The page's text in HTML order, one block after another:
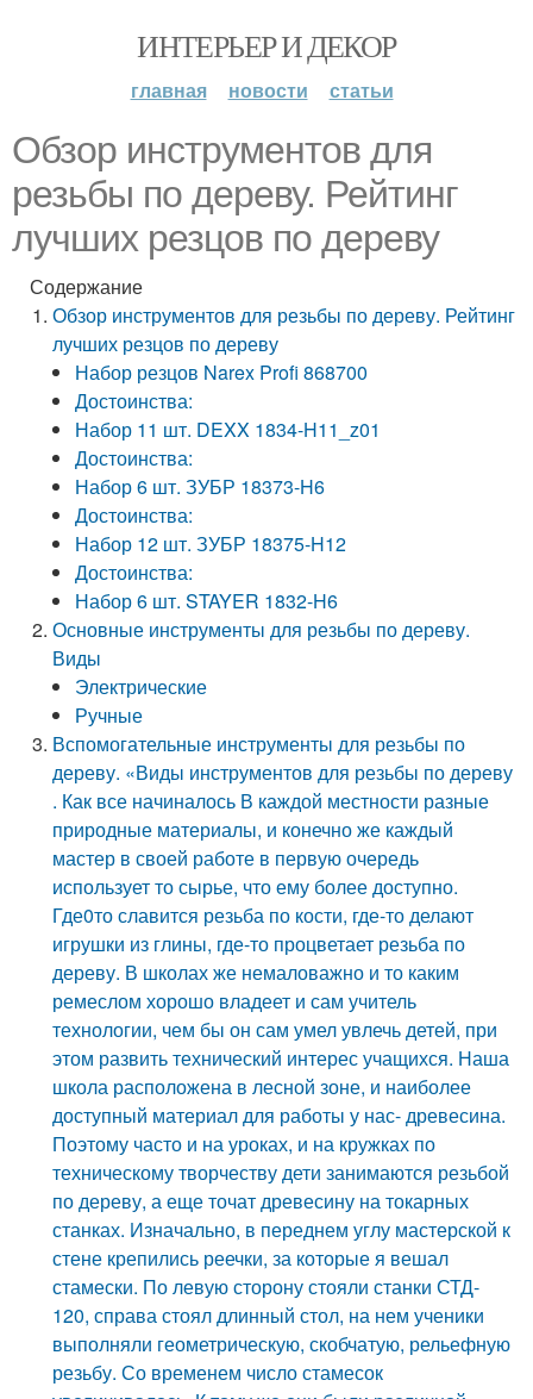
ИНТЕРЬЕР И ДЕКОР
главная новости статьи
Обзор инструментов для
резьбы по дереву. Рейтинг
лучших резцов по дереву
Содержание
Обзор инструментов для резьбы по дереву. Рейтинг
лучших резцов по дереву
Набор резцов Narex Profi 868700
Достоинства:
Набор 11 шт. DEXX 1834-H11_z01
Достоинства:
Набор 6 шт. ЗУБР 18373-H6
Достоинства:
Набор 12 шт. ЗУБР 18375-H12
Достоинства:
Набор 6 шт. STAYER 1832-H6
Основные инструменты для резьбы по дереву.
Виды
Электрические
Ручные
Вспомогательные инструменты для резьбы по
дереву. «Виды инструментов для резьбы по дереву
. Как все начиналось В каждой местности разные
природные материалы, и конечно же каждый
мастер в своей работе в первую очередь
использует то сырье, что ему более доступно.
Где0то славится резьба по кости, где-то делают
игрушки из глины, где-то процветает резьба по
дереву. В школах же немаловажно и то каким
ремеслом хорошо владеет и сам учитель
технологии, чем бы он сам умел увлечь детей, при
этом развить технический интерес учащихся. Наша
школа расположена в лесной зоне, и наиболее
доступный материал для работы у нас- древесина.
Поэтому часто и на уроках, и на кружках по
техническому творчеству дети занимаются резьбой
по дереву, а еще точат древесину на токарных
станках. Изначально, в переднем углу мастерской к
стене крепились реечки, за которые я вешал
стамески. По левую сторону стояли станки СТД-
120, справа стоял длинный стол, на нем ученики
выполняли геометрическую, скобчатую, рельефную
резьбу. Со временем число стамесок